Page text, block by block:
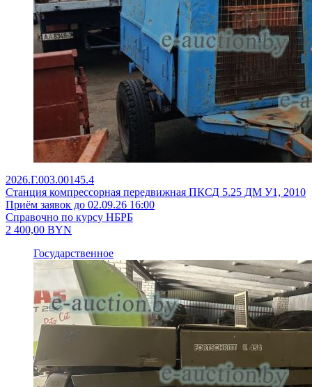
2026.Г.003.00145.4
Станция компрессорная передвижная ПКСД 5.25 ДМ У1, 2010
Приём заявок до 02.09.26 16:00
Справочно по курсу НБРБ
2 400,00 BYN
Государственное